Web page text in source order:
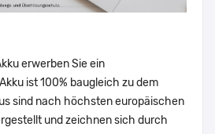
erwerben Sie ein
ist 100% baugleich zu dem
sind nach höchsten europäischen
und zeichnen sich durch